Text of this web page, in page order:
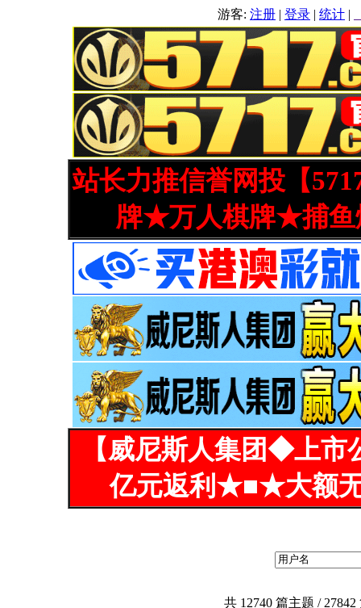
游客: 注册 | 登录 | 统计 |
站长力推信誉网投【
牌★万人棋牌★捕鱼
【威尼斯人集团◆上
亿元返利★■★大额
共 12740篇主题 / 27842